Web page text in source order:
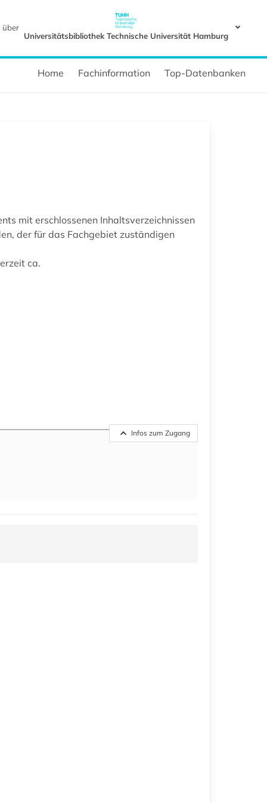
über
Universitätsbibliothek Technische Universität Hamburg
Home Fachinformation Top-Datenbanken
mit erschlossenen Inhaltsverzeichnissen
der für das Fachgebiet zuständigen
ca.
Infos zum Zugang